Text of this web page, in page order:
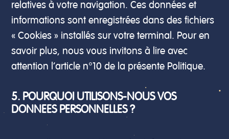
relatives à votre navigation. Ces données et
informations sont enregistrées dans des fichiers
« Cookies » installés sur votre terminal. Pour en
savoir plus, nous vous invitons à lire avec
attention l’article n°10 de la présente Politique.
5. POURQUOI UTILISONS-NOUS VOS
DONNEES PERSONNELLES ?